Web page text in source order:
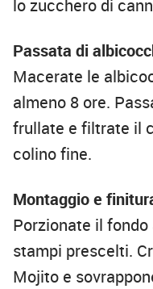
lo zucchero di
Passata di
Macerate le
almeno 8 ore.
frullate e filtrate il
colino fine.
Montaggio e
Porzionate il fondo
stampi prescelti.
Mojito e